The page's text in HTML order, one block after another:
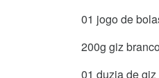
01 jogo de
200g giz
01 duzia de giz